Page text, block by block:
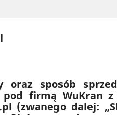
sposób
pod firmą WuKran
(zwanego dalej: